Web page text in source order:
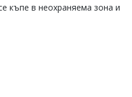
къпе в неохраняема зона и